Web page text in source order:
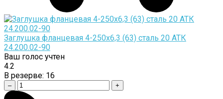
Заглушка фланцевая 4-250х6,3 (63) сталь 20 АТК
24.200.02-90
Ваш голос учтен
4.2
В резерве: 16
– +